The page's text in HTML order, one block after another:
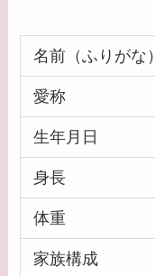
名前（ふりがな）
愛称
生年月日
身長
体重
家族構成